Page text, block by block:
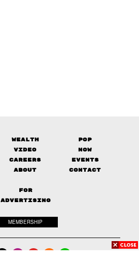
Wealth
Pop
Video
Now
Careers
Events
About Contact
FOR
ADVERTISING
MEMBERSHIP